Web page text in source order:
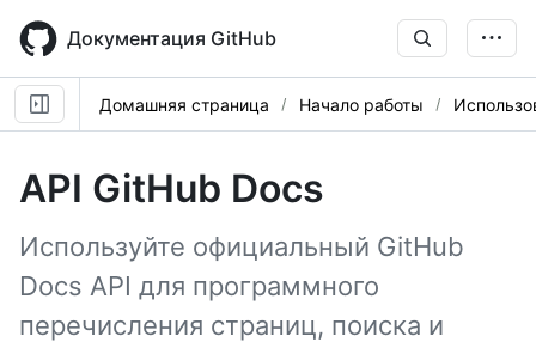
main
content
Документация GitHub
Домашняя страница Начало работы
API GitHub Docs
Используйте официальный GitHub
Docs API для программного
перечисления страниц, поиска и